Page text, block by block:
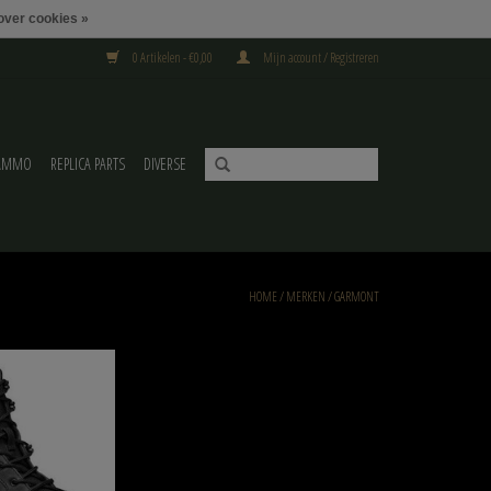
0 Artikelen - €0,00 Mijn account / Registreren
REPLICA PARTS DIVERSE
HOME/MERKEN/GARMONT
GTX Wide Black
WINKELWAGEN
cookies »